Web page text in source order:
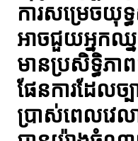
ការសម្រេចយុទ្
អាចជួយអ្នកឈ្
មានប្រសិទ្ធិភា
ផែនការដែល
ប្រាស់ពេលវេ